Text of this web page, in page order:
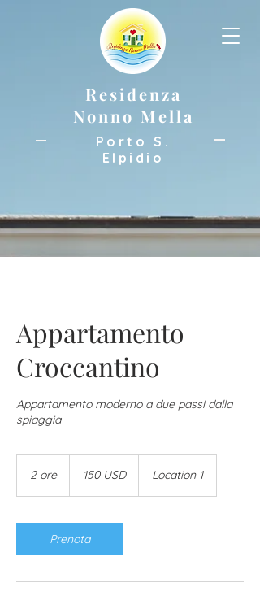
Residenza
Nonno Mella
Porto S.
Elpidio
Appartamento
Croccantino
Appartamento moderno a due passi dalla
spiaggia
2 ore2
e
statunitensi
150 USD Location 1
Prenota